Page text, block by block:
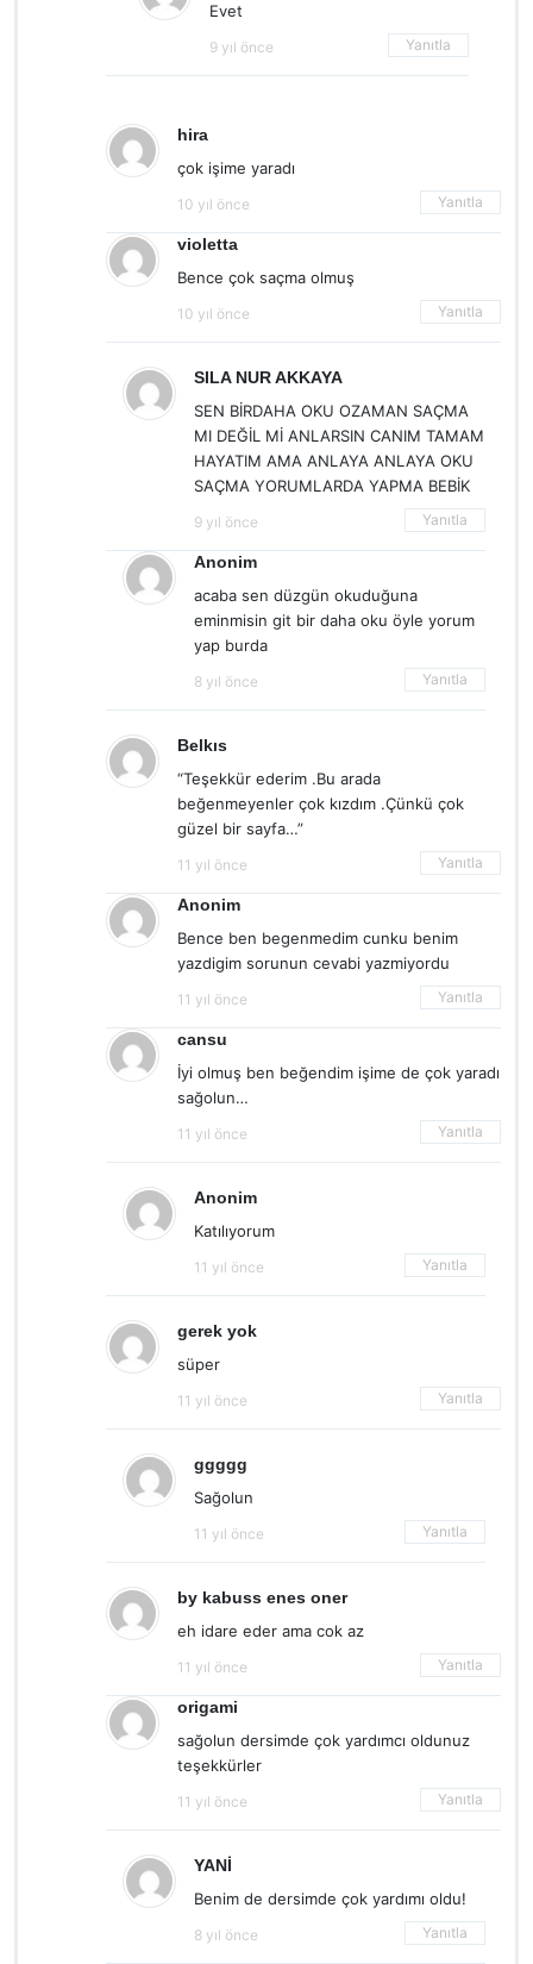
Evet
9 yıl önce Yanıtla
hira
çok işime yaradı
10 yıl önce Yanıtla
violetta
Bence çok saçma olmuş
10 yıl önce Yanıtla
SILA NUR AKKAYA
SEN BİRDAHA OKU OZAMAN SAÇMA
MI DEĞİL Mİ ANLARSIN CANIM TAMAM
HAYATIM AMA ANLAYA ANLAYA OKU
SAÇMA YORUMLARDA YAPMA BEBİK
9 yıl önce Yanıtla
Anonim
acaba sen düzgün okuduğuna
eminmisin git bir daha oku öyle yorum
yap burda
8 yıl önce Yanıtla
Belkıs
“Teşekkür ederim .Bu arada
beğenmeyenler çok kızdım .Çünkü çok
güzel bir sayfa…”
11 yıl önce Yanıtla
Anonim
Bence ben begenmedim cunku benim
yazdigim sorunun cevabi yazmiyordu
11 yıl önce Yanıtla
cansu
İyi olmuş ben beğendim işime de çok yaradı
sağolun…
11 yıl önce Yanıtla
Anonim
Katılıyorum
11 yıl önce Yanıtla
gerek yok
süper
11 yıl önce Yanıtla
ggggg
Sağolun
11 yıl önce Yanıtla
by kabuss enes oner
eh idare eder ama cok az
11 yıl önce Yanıtla
origami
sağolun dersimde çok yardımcı oldunuz
teşekkürler
11 yıl önce Yanıtla
YANİ
Benim de dersimde çok yardımı oldu!
8 yıl önce Yanıtla